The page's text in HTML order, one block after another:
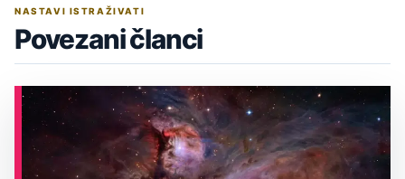
NASTAVI ISTRAŽIVATI
Povezani članci